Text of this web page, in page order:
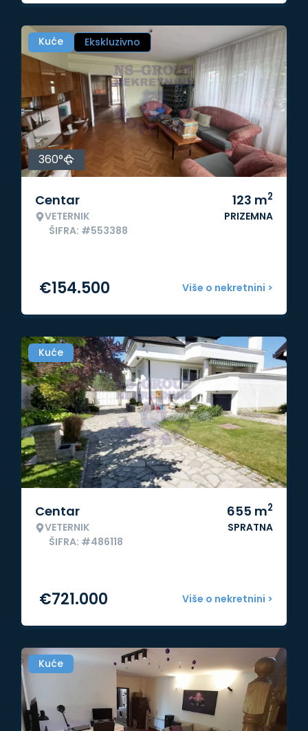
Kuće Ekskluzivno
360°
Centar
VETERNIK
ŠIFRA: #553388
123 m2
PRIZEMNA
Više o nekretnini >
€154.500
Kuće
Centar
VETERNIK
ŠIFRA: #486118
655 m2
SPRATNA
Više o nekretnini >
€721.000
Kuće